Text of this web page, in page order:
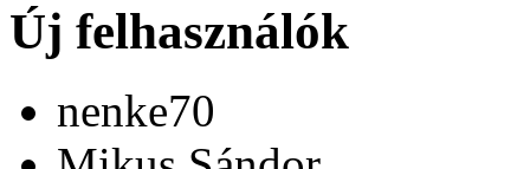
Új felhasználók
nenke70